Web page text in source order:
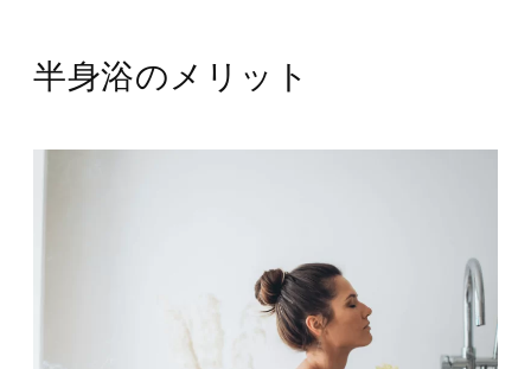
半身浴のメリット